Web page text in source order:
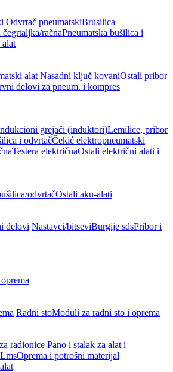
Odvrtač pneumatskiBrusilica
čegrtaljka/račnaPneumatska bušilica i
alat
alat Nasadni ključ kovaniOstali pribor
delovi za pneum. i kompres
grejači (induktori)Lemilice, pribor
i odvrtačČekić elektropneumatski
Testera električnaOstali električni alati i
odvrtačOstali aku-alati
delovi Nastavci/bitseviBurgije sdsPribor i
Radni stoModuli za radni sto i oprema
radionice Pano i stalak za alat i
LmsOprema i potrošni materijal